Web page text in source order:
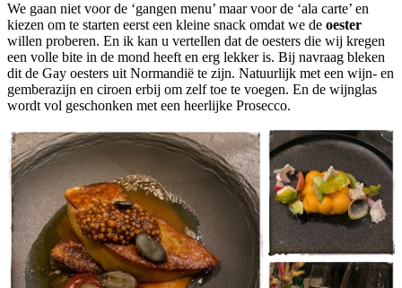
We gaan niet voor de ‘gangen menu’ maar voor de ‘ala carte’ en
kiezen om te starten eerst een kleine snack omdat we de oester
willen proberen. En ik kan u vertellen dat de oesters die wij kregen
een volle bite in de mond heeft en erg lekker is. Bij navraag bleken
dit de Gay oesters uit Normandië te zijn. Natuurlijk met een wijn- en
gemberazijn en ciroen erbij om zelf toe te voegen. En de wijnglas
wordt vol geschonken met een heerlijke Prosecco.